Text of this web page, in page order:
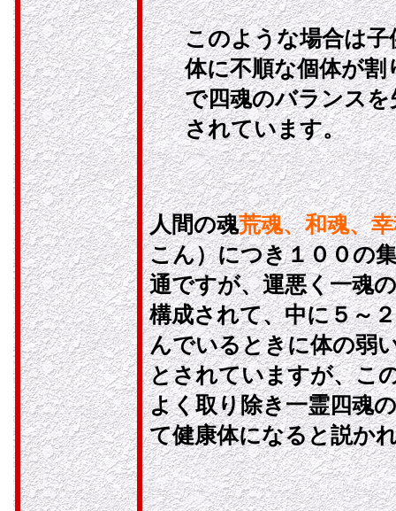
このような場合は子
体に不順な個体が
で四魂のバランス
されています。
人間の魂荒魂、和魂、
こん）につき１００の
通ですが、運悪く一魂
構成されて、中に５～
んでいるときに体の弱
とされていますが、こ
よく取り除き一霊四魂
て健康体になると説か